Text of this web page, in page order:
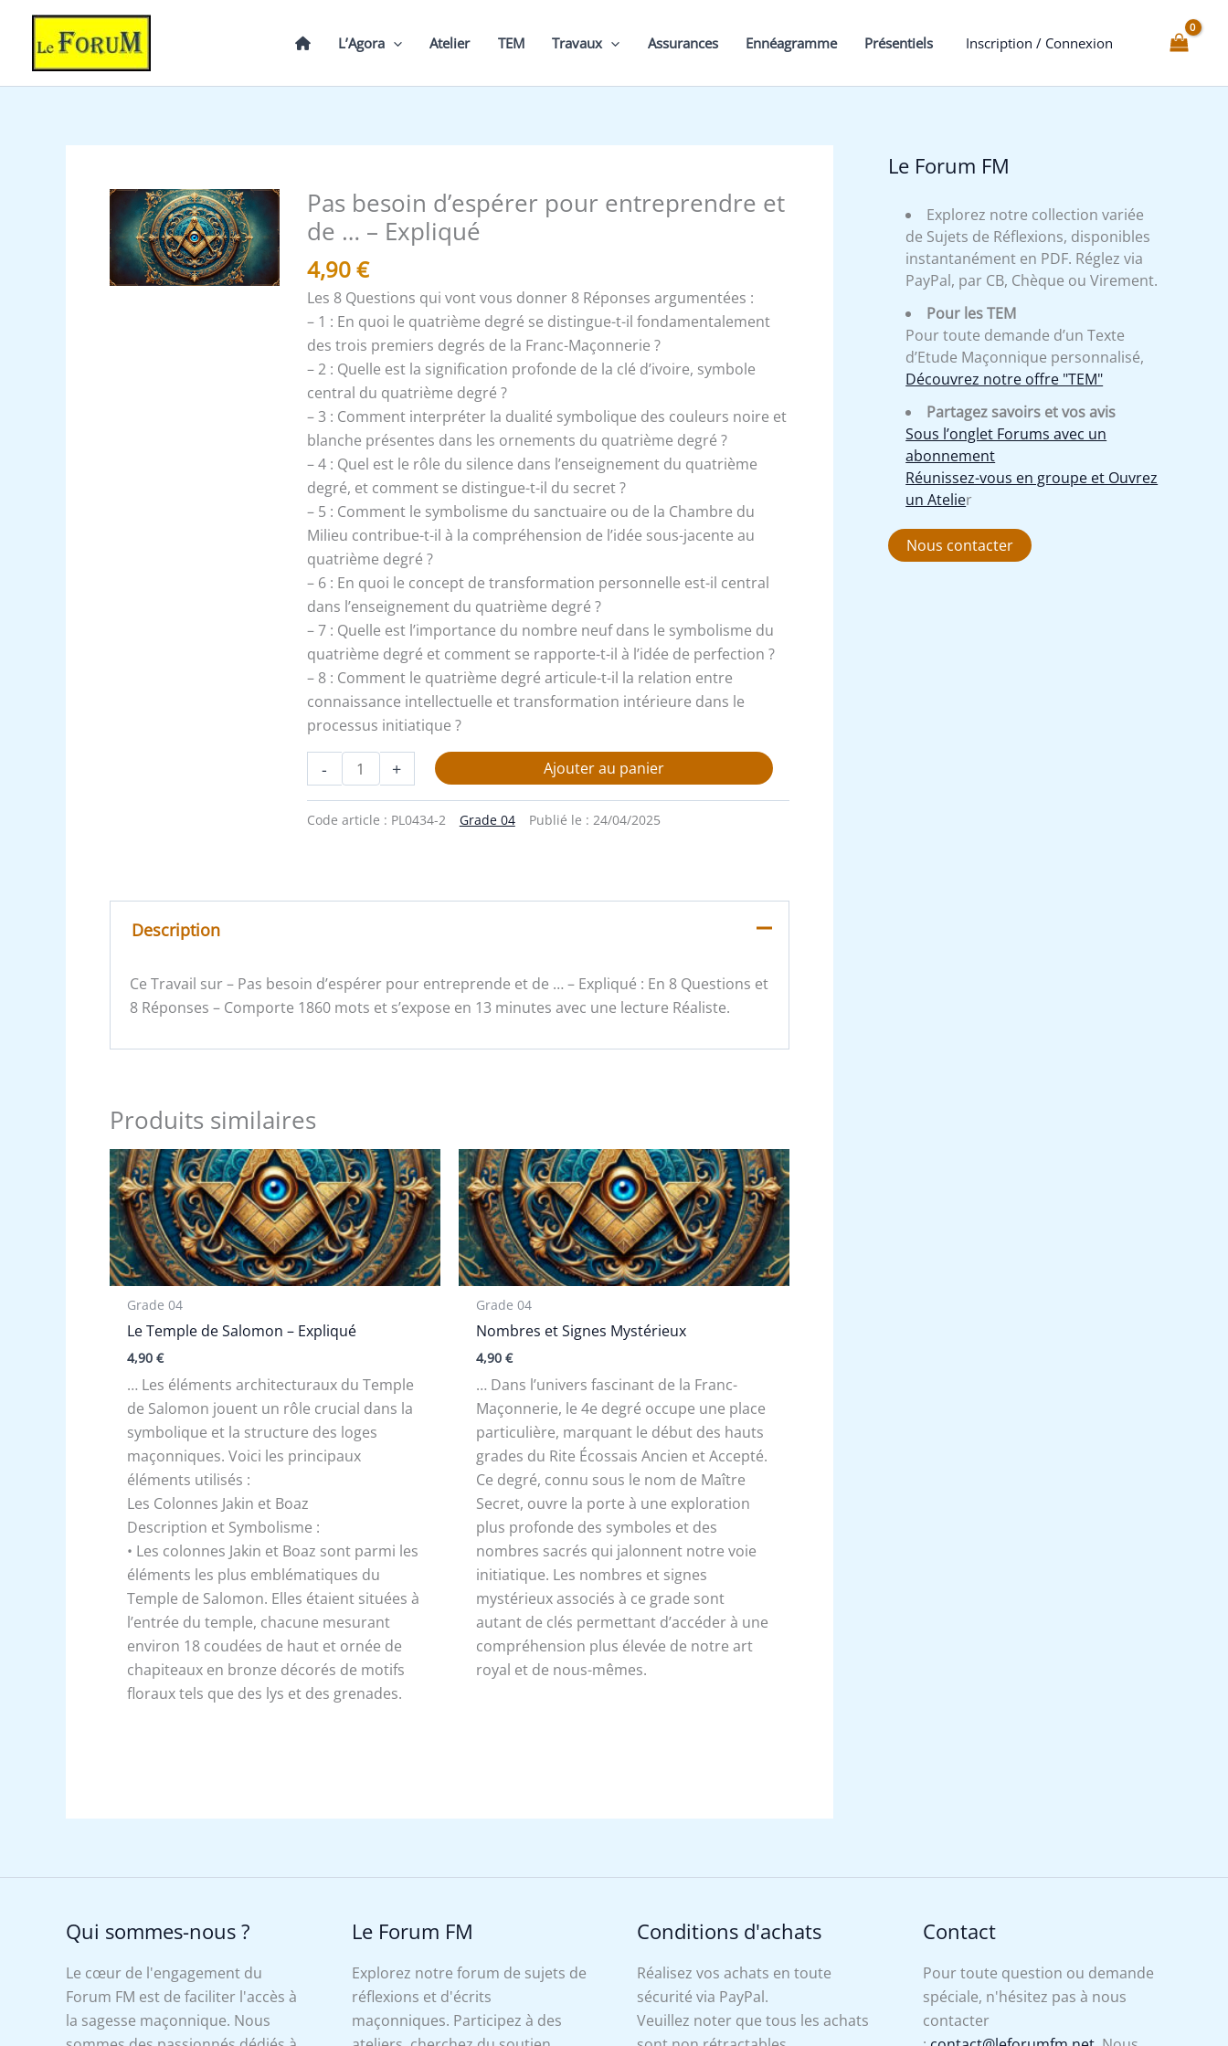
contenu
L’Agora Atelier TEM Travaux Assurances Ennéagramme Présentiels Inscription / Connexion
Pas besoin d’espérer pour entreprendre et
de … – Expliqué
4,90€
Les 8 Questions qui vont vous donner 8 Réponses argumentées :
– 1 : En quoi le quatrième degré se distingue-t-il fondamentalement
des trois premiers degrés de la Franc-Maçonnerie ?
– 2 : Quelle est la signification profonde de la clé d’ivoire, symbole
central du quatrième degré ?
– 3 : Comment interpréter la dualité symbolique des couleurs noire et
blanche présentes dans les ornements du quatrième degré ?
– 4 : Quel est le rôle du silence dans l’enseignement du quatrième
degré, et comment se distingue-t-il du secret ?
– 5 : Comment le symbolisme du sanctuaire ou de la Chambre du
Milieu contribue-t-il à la compréhension de l’idée sous-jacente au
quatrième degré ?
– 6 : En quoi le concept de transformation personnelle est-il central
dans l’enseignement du quatrième degré ?
– 7 : Quelle est l’importance du nombre neuf dans le symbolisme du
quatrième degré et comment se rapporte-t-il à l’idée de perfection ?
– 8 : Comment le quatrième degré articule-t-il la relation entre
connaissance intellectuelle et transformation intérieure dans le
processus initiatique ?
-
quantité
de
besoin
d'espérer
pour
entreprendre
et
de
…
-
Expliqué
+ Ajouter au panier
Code article : PL0434-2 Grade 04 Publié le : 24/04/2025
Description
Ce Travail sur – Pas besoin d’espérer pour entreprende et de … – Expliqué : En 8 Questions et
8 Réponses – Comporte 1860 mots et s’expose en 13 minutes avec une lecture Réaliste.
Produits similaires
Grade 04
Le Temple de Salomon – Expliqué
4,90€
… Les éléments architecturaux du Temple
de Salomon jouent un rôle crucial dans la
symbolique et la structure des loges
maçonniques. Voici les principaux
éléments utilisés :
Les Colonnes Jakin et Boaz
Description et Symbolisme :
• Les colonnes Jakin et Boaz sont parmi les
éléments les plus emblématiques du
Temple de Salomon. Elles étaient situées à
l’entrée du temple, chacune mesurant
environ 18 coudées de haut et ornée de
chapiteaux en bronze décorés de motifs
floraux tels que des lys et des grenades.
Grade 04
Nombres et Signes Mystérieux
4,90€
… Dans l’univers fascinant de la Franc-
Maçonnerie, le 4e degré occupe une place
particulière, marquant le début des hauts
grades du Rite Écossais Ancien et Accepté.
Ce degré, connu sous le nom de Maître
Secret, ouvre la porte à une exploration
plus profonde des symboles et des
nombres sacrés qui jalonnent notre voie
initiatique. Les nombres et signes
mystérieux associés à ce grade sont
autant de clés permettant d’accéder à une
compréhension plus élevée de notre art
royal et de nous-mêmes.
Le Forum FM
Explorez notre collection variée
de Sujets de Réflexions, disponibles
instantanément en PDF. Réglez via
PayPal, par CB, Chèque ou Virement.
Pour les TEM
Pour toute demande d’un Texte
d’Etude Maçonnique personnalisé,
Découvrez notre offre "TEM"
Partagez savoirs et vos avis
Sous l’onglet Forums avec un
abonnement
Réunissez-vous en groupe et Ouvrez
un Atelier
Nous contacter
Qui sommes-nous ?
Le cœur de l'engagement du
Forum FM est de faciliter l'accès à
la sagesse maçonnique. Nous
Le Forum FM
Explorez notre forum de sujets de
réflexions et d'écrits
maçonniques. Participez à des
Conditions d'achats
Réalisez vos achats en toute
sécurité via PayPal.
Veuillez noter que tous les achats
Contact
Pour toute question ou demande
spéciale, n'hésitez pas à nous
contacter
d'espérer
entreprendre
Expliqué